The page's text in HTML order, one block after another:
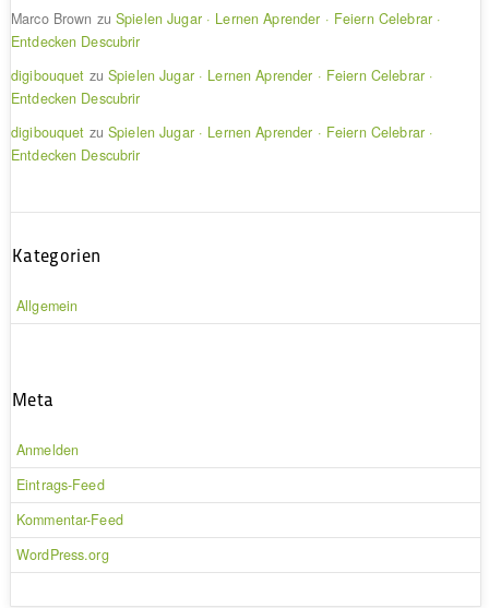
Marco Brown zuSpielen Jugar · Lernen Aprender · Feiern Celebrar ·
Entdecken Descubrir
digibouquet zuSpielen Jugar · Lernen Aprender · Feiern Celebrar ·
Entdecken Descubrir
digibouquet zuSpielen Jugar · Lernen Aprender · Feiern Celebrar ·
Entdecken Descubrir
Kategorien
Allgemein
Meta
Anmelden
Eintrags-Feed
Kommentar-Feed
WordPress.org